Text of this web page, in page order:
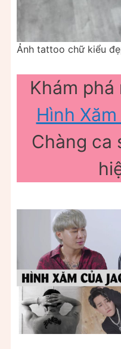
Ảnh tattoo chữ kiểu
Khám phá
Hình
Chàng ca